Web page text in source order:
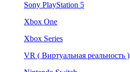
Sony PlayStation 5
Xbox One
Xbox Series
VR ( Виртуальная реальность )